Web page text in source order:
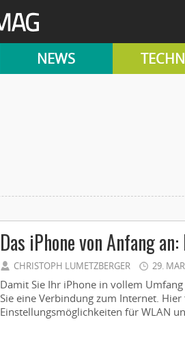
NEWS
Das iPhone von Anfang
CHRISTOPH LUMETZBERGER 29.
Damit Sie Ihr iPhone in vollem
Sie eine Verbindung zum Internet.
Einstellungsmöglichkeiten für WLAN